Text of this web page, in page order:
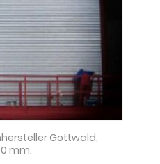
Gottwald,
mm.